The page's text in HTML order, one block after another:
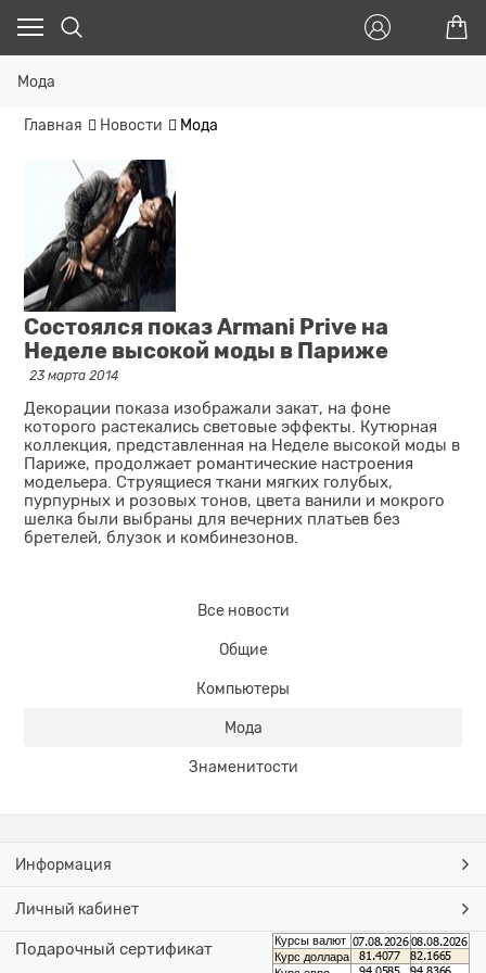
Мода
Главная Новости Мода
Состоялся показ Armani Prive на
Неделе высокой моды в Париже
23 марта 2014
Декорации показа изображали закат, на фоне
которого растекались световые эффекты. Кутюрная
коллекция, представленная на Неделе высокой моды в
Париже, продолжает романтические настроения
модельера. Струящиеся ткани мягких голубых,
пурпурных и розовых тонов, цвета ванили и мокрого
шелка были выбраны для вечерних платьев без
бретелей, блузок и комбинезонов.
Все новости
Общие
Компьютеры
Мода
Знаменитости
Информация
Личный кабинет
Подарочный сертификат
Курсы валют
Курс доллара